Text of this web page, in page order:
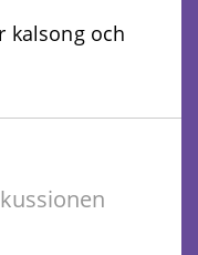
kalsong och